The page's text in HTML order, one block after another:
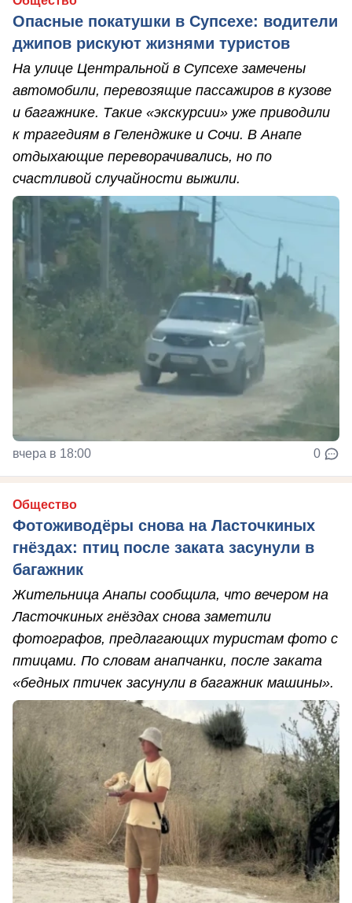
Опасные покатушки в Супсехе: водители
джипов рискуют жизнями туристов
На улице Центральной в Супсехе замечены
автомобили, перевозящие пассажиров в кузове
и багажнике. Такие «экскурсии» уже приводили
к трагедиям в Геленджике и Сочи. В Анапе
отдыхающие переворачивались, но по
счастливой случайности выжили.
вчера в 18:00 0
Общество
Фотоживодёры снова на Ласточкиных
гнёздах: птиц после заката засунули в
багажник
Жительница Анапы сообщила, что вечером на
Ласточкиных гнёздах снова заметили
фотографов, предлагающих туристам фото с
птицами. По словам анапчанки, после заката
«бедных птичек засунули в багажник машины».